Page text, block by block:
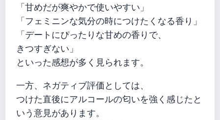
「甘めだが爽やかで使いやすい」
「フェミニンな気分の時につけたくなる香り」
「デートにぴったりな甘めの香りで、
きつすぎない」
といった感想が多く見られます。
一方、ネガティブ評価としては、
つけた直後にアルコールの匂いを強く感じたと
いう意見があります。